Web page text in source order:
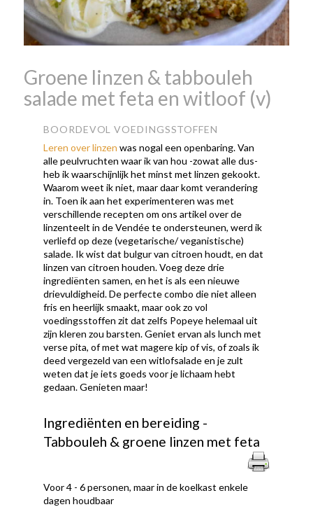
is de traditie rond beaujolais
nouveau wat maakt
Beaujolais Nouveau zo
speciaal wat zijn tannines
Groene linzen & tabbouleh
salade met feta en witloof (v)
BOORDEVOL VOEDINGSSTOFFEN
Leren over linzen was nogal een openbaring. Van
alle peulvruchten waar ik van hou -zowat alle dus-
heb ik waarschijnlijk het minst met linzen gekookt.
Waarom weet ik niet, maar daar komt verandering
in. Toen ik aan het experimenteren was met
verschillende recepten om ons artikel over de
linzenteelt in de Vendée te ondersteunen, werd ik
verliefd op deze (vegetarische/ veganistische)
salade. Ik wist dat bulgur van citroen houdt, en dat
linzen van citroen houden. Voeg deze drie
ingrediënten samen, en het is als een nieuwe
drievuldigheid. De perfecte combo die niet alleen
fris en heerlijk smaakt, maar ook zo vol
voedingsstoffen zit dat zelfs Popeye helemaal uit
zijn kleren zou barsten. Geniet ervan als lunch met
verse pita, of met wat magere kip of vis, of zoals ik
deed vergezeld van een witlofsalade en je zult
weten dat je iets goeds voor je lichaam hebt
gedaan. Genieten maar!
Ingrediënten en bereiding -
Tabbouleh & groene linzen met feta
Voor 4 - 6 personen, maar in de koelkast enkele
dagen houdbaar